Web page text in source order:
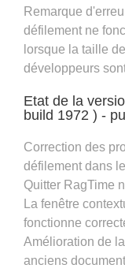
Remarque
défilement ne
lorsque la taille
développeurs
Etat de la
build 1972 ) -
Correction des
défilement dans
Quitter RagTime
La fenêtre
fonctionne
Amélioration de
anciens